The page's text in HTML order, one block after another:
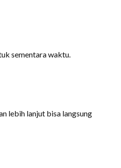
sementara waktu.
lebih lanjut bisa langsung